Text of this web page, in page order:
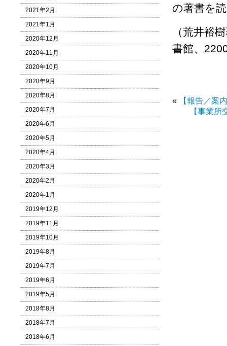
の著書を
（荒井裕
書館、
«
【報告／案
【事業
2021年2月
2021年1月
2020年12月
2020年11月
2020年10月
2020年9月
2020年8月
2020年7月
2020年6月
2020年5月
2020年4月
2020年3月
2020年2月
2020年1月
2019年12月
2019年11月
2019年10月
2019年8月
2019年7月
2019年6月
2019年5月
2018年8月
2018年7月
2018年6月